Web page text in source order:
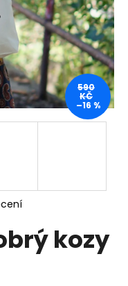
kozy
590
KČ
–16 %